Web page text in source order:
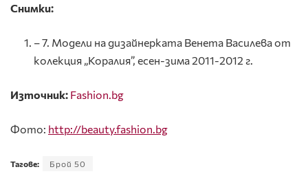
Снимки:
– 7. Модели на дизайнерката Венета Василева от
колекция „Коралия”, есен-зима 2011-2012 г.
Източник: Fashion.bg
Фото: http://beauty.fashion.bg
Тагове: Брой 50